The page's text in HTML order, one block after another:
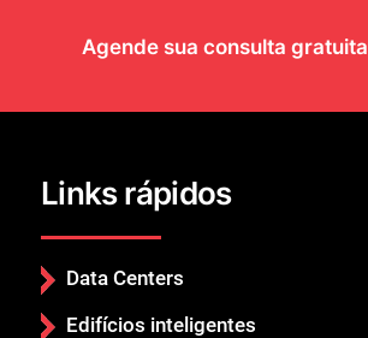
Agende sua consulta gratuita
Links rápidos
Data Centers
Edifícios inteligentes